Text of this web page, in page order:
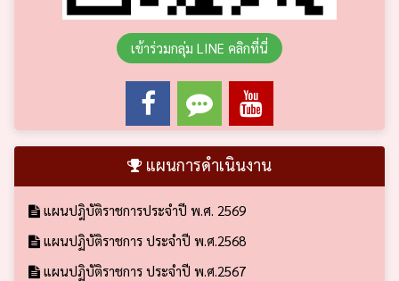
เข้าร่วมกลุ่ม LINE คลิกที่นี่
แผนการดำเนินงาน
แผนปฎิบัติราชการประจำปี พ.ศ. 2569
แผนปฏิบัติราชการ ประจำปี พ.ศ.2568
แผนปฏิบัติราชการ ประจำปี พ.ศ.2567